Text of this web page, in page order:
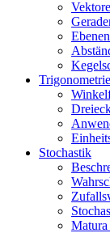
Ebenen
Trigonometrie
Stochastik
Matura